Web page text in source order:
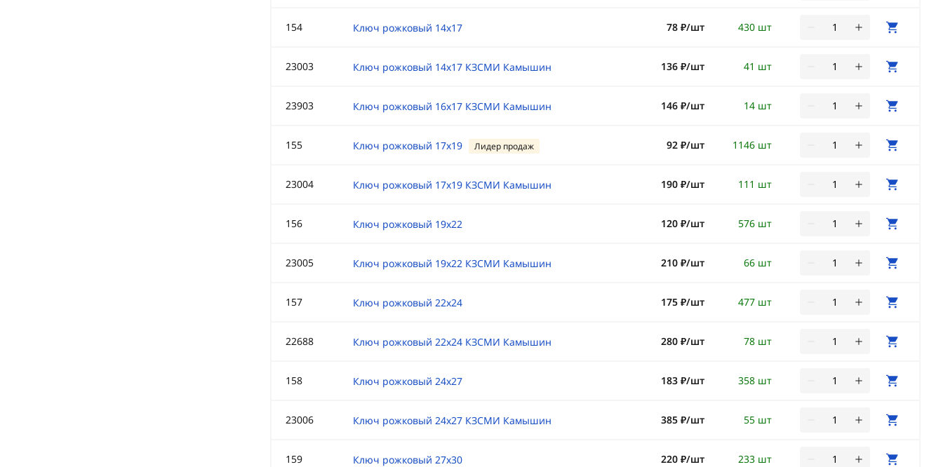
154 Ключ рожковый 14х17 430 шт
78 ₽/шт
23003 Ключ рожковый 14х17 КЗСМИ Камышин 41 шт
136 ₽/шт
23903 Ключ рожковый 16х17 КЗСМИ Камышин 14 шт
146 ₽/шт
155 Ключ рожковый 17х19 Лидер продаж 1146 шт
92 ₽/шт
23004 Ключ рожковый 17х19 КЗСМИ Камышин 111 шт
190 ₽/шт
156 Ключ рожковый 19х22 576 шт
120 ₽/шт
23005 Ключ рожковый 19х22 КЗСМИ Камышин 66 шт
210 ₽/шт
157 Ключ рожковый 22х24 477 шт
175 ₽/шт
22688 Ключ рожковый 22х24 КЗСМИ Камышин 78 шт
280 ₽/шт
158 Ключ рожковый 24х27 358 шт
183 ₽/шт
23006 Ключ рожковый 24х27 КЗСМИ Камышин 55 шт
385 ₽/шт
159 Ключ рожковый 27х30 233 шт
220 ₽/шт